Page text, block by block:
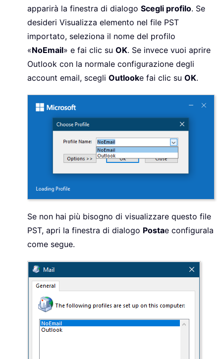
apparirà la finestra di dialogo Scegli profilo. Se
desideri Visualizza elemento nel file PST
importato, seleziona il nome del profilo
«NoEmail» e fai clic su OK. Se invece vuoi aprire
Outlook con la normale configurazione degli
account email, scegli Outlooke fai clic su OK.
Se non hai più bisogno di visualizzare questo file
PST, apri la finestra di dialogo Postae configurala
come segue.